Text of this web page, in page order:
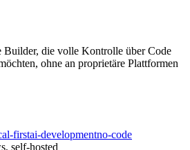
Builder, die volle Kontrolle über Code
ohne an proprietäre Plattformen
firstai-developmentno-code
self-hosted